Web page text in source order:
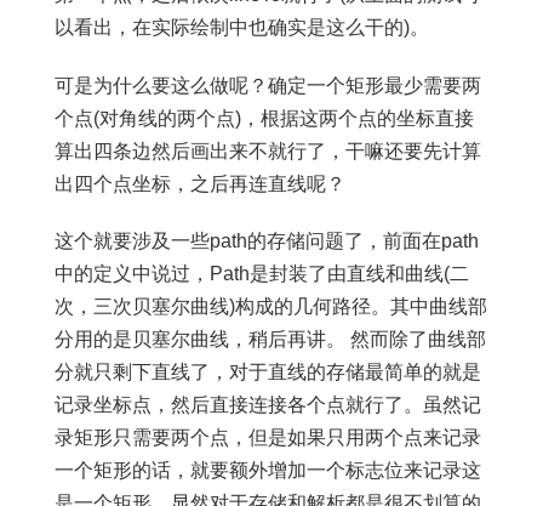
以看出，在实际绘制中也确实是这么干的)。
可是为什么要这么做呢？确定一个矩形最少需要两
个点(对角线的两个点)，根据这两个点的坐标直接
算出四条边然后画出来不就行了，干嘛还要先计算
出四个点坐标，之后再连直线呢？
这个就要涉及一些path的存储问题了，前面在path
中的定义中说过，Path是封装了由直线和曲线(二
次，三次贝塞尔曲线)构成的几何路径。其中曲线部
分用的是贝塞尔曲线，稍后再讲。 然而除了曲线部
分就只剩下直线了，对于直线的存储最简单的就是
记录坐标点，然后直接连接各个点就行了。虽然记
录矩形只需要两个点，但是如果只用两个点来记录
一个矩形的话，就要额外增加一个标志位来记录这